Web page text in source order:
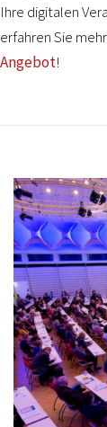
Ihre digitalen
erfahren Sie
Angebot!